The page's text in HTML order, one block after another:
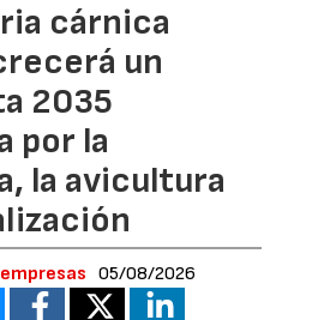
cárnica
un
2035
por la
la avicultura
05/08/2026